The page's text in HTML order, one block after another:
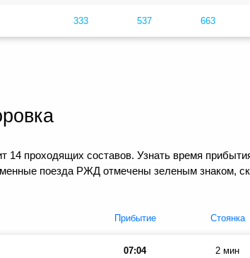
333 537 663
14 проходящих составов. Узнать время
поезда РЖД отмечены зеленым знаком,
Прибытие Стоянка
07:04 2 мин